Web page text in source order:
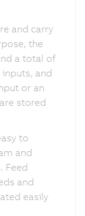
and carry
the
a total of
and
or an
stored
to
and
Feed
and
easily